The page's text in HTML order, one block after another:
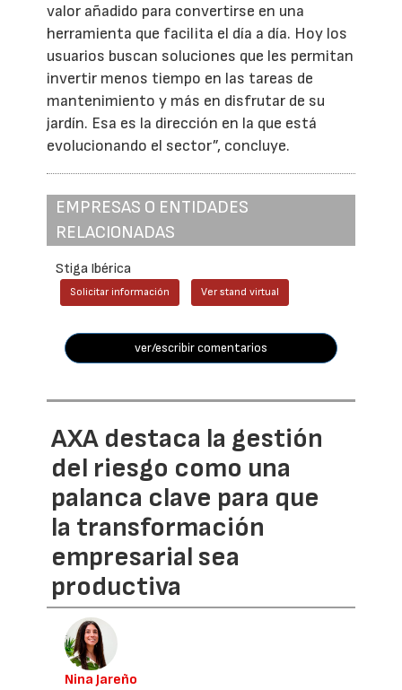
valor añadido para convertirse en una
herramienta que facilita el día a día. Hoy los
usuarios buscan soluciones que les permitan
invertir menos tiempo en las tareas de
mantenimiento y más en disfrutar de su
jardín. Esa es la dirección en la que está
evolucionando el sector”, concluye.
EMPRESAS O ENTIDADES
RELACIONADAS
Stiga Ibérica
Solicitar información Ver stand virtual
ver/escribir comentarios
AXA destaca la gestión
del riesgo como una
palanca clave para que
la transformación
empresarial sea
productiva
Nina Jareño